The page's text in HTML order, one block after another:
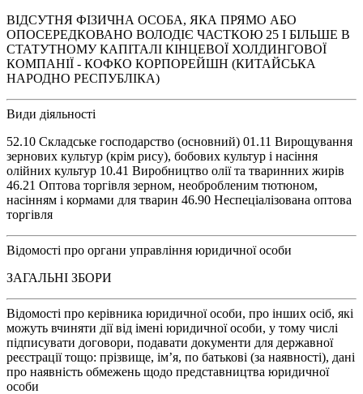
ВІДСУТНЯ ФІЗИЧНА ОСОБА, ЯКА ПРЯМО АБО
ОПОСЕРЕДКОВАНО ВОЛОДІЄ ЧАСТКОЮ 25 І БІЛЬШЕ В
СТАТУТНОМУ КАПІТАЛІ КІНЦЕВОЇ ХОЛДИНГОВОЇ
КОМПАНІЇ - КОФКО КОРПОРЕЙШН (КИТАЙСЬКА
НАРОДНО РЕСПУБЛІКА)
Види діяльності
52.10 Складське господарство (основний) 01.11 Вирощування
зернових культур (крім рису), бобових культур і насіння
олійних культур 10.41 Виробництво олії та тваринних жирів
46.21 Оптова торгівля зерном, необробленим тютюном,
насінням і кормами для тварин 46.90 Неспеціалізована оптова
торгівля
Відомості про органи управління юридичної особи
ЗАГАЛЬНІ ЗБОРИ
Відомості про керівника юридичної особи, про інших осіб, які
можуть вчиняти дії від імені юридичної особи, у тому числі
підписувати договори, подавати документи для державної
реєстрації тощо: прізвище, ім’я, по батькові (за наявності), дані
про наявність обмежень щодо представництва юридичної
особи